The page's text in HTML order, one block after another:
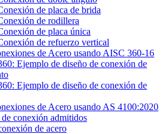
de placa de brida
de rodillera
de placa única
de refuerzo vertical
de Acero usando AISC 360-16
Ejemplo de diseño de conexión de
Ejemplo de diseño de conexión de
de Acero usando AS 4100:2020
conexión admitidos
de acero